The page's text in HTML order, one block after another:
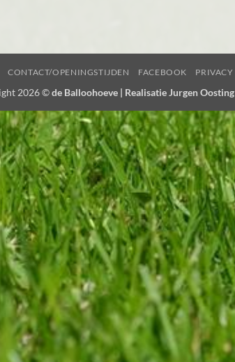
CONTACT/OPENINGSTIJDEN FACEBOOK PRIVACY
2026 ©de Balloohoeve | Realisatie Jurgen Oosting